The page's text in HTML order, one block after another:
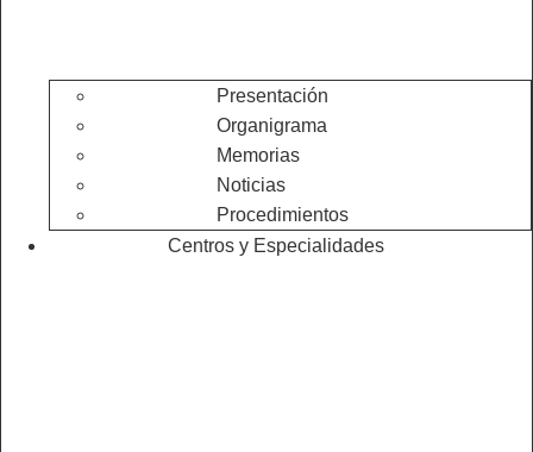
Presentación
Organigrama
Memorias
Noticias
Procedimientos
Centros y Especialidades